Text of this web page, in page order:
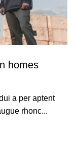
homes
a per aptent
rhonc...